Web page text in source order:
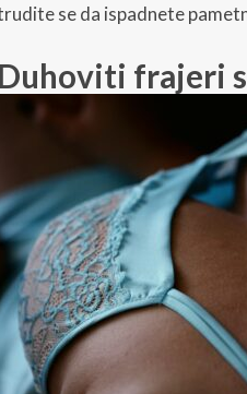
se da ispadnete
Duhoviti frajeri